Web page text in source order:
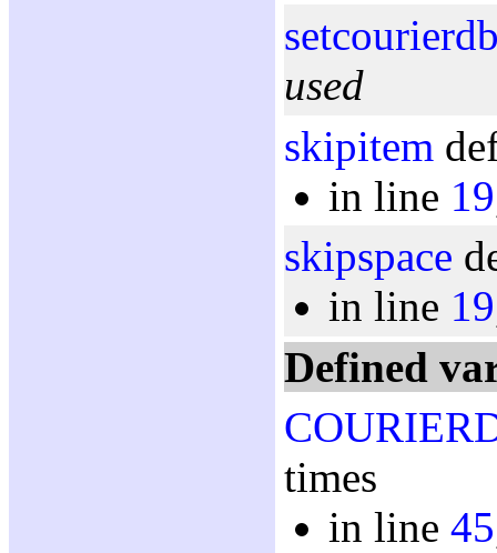
used
skipitem
in line 19
skipspace
in line 19
Defined
times
in line 45